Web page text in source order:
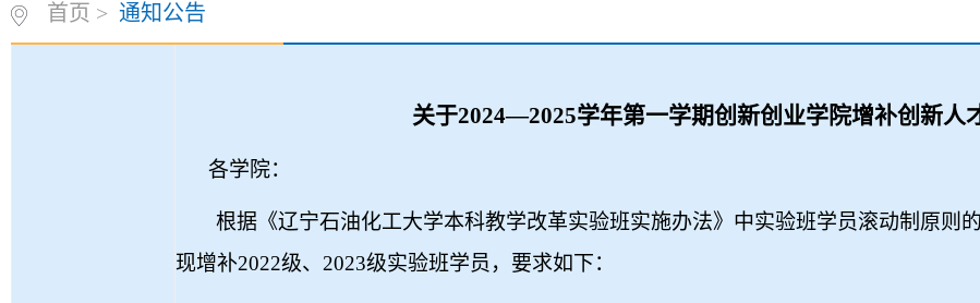
首页 > 通知公告
关于2024—2025学年第一学期创新创业学院增补创新人
各学院：
根据《辽宁石油化工大学本科教学改革实验班实施办法》中实验班学员滚动制原则
现增补2022级、 2023级实验班学员，要求如下：